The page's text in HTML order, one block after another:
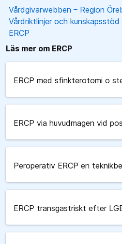
Vårdgivarwebben – Region
Vårdriktlinjer och kunskapsstöd
ERCP
Läs mer om ERCP
ERCP med sfinkterotomi o
ERCP via huvudmagen vid
Peroperativ ERCP en
ERCP transgastriskt efter